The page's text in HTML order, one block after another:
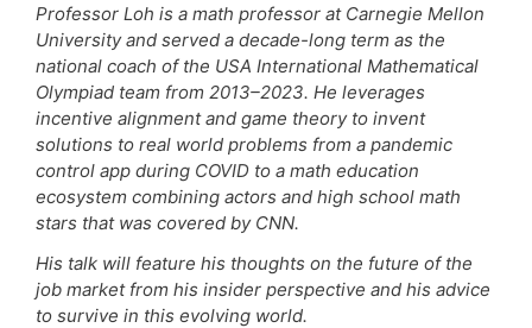
Professor Loh is a math professor at Carnegie Mellon
University and served a decade-long term as the
national coach of the USA International Mathematical
Olympiad team from 2013–2023. He leverages
incentive alignment and game theory to invent
solutions to real world problems from a pandemic
control app during COVID to a math education
ecosystem combining actors and high school math
stars that was covered by CNN.
His talk will feature his thoughts on the future of the
job market from his insider perspective and his advice
to survive in this evolving world.